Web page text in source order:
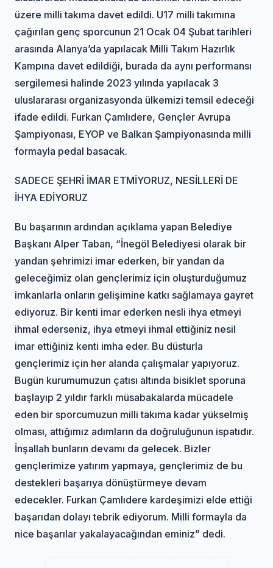
üzere milli takıma davet edildi. U17 milli takımına
çağırılan genç sporcunun 21 Ocak 04 Şubat tarihleri
arasında Alanya’da yapılacak Milli Takım Hazırlık
Kampına davet edildiği, burada da aynı performansı
sergilemesi halinde 2023 yılında yapılacak 3
uluslararası organizasyonda ülkemizi temsil edeceği
ifade edildi. Furkan Çamlıdere, Gençler Avrupa
Şampiyonası, EYOP ve Balkan Şampiyonasında milli
formayla pedal basacak.
SADECE ŞEHRİ İMAR ETMİYORUZ, NESİLLERİ DE
İHYA EDİYORUZ
Bu başarının ardından açıklama yapan Belediye
Başkanı Alper Taban, “İnegöl Belediyesi olarak bir
yandan şehrimizi imar ederken, bir yandan da
geleceğimiz olan gençlerimiz için oluşturduğumuz
imkanlarla onların gelişimine katkı sağlamaya gayret
ediyoruz. Bir kenti imar ederken nesli ihya etmeyi
ihmal ederseniz, ihya etmeyi ihmal ettiğiniz nesil
imar ettiğiniz kenti imha eder. Bu düsturla
gençlerimiz için her alanda çalışmalar yapıyoruz.
Bugün kurumumuzun çatısı altında bisiklet sporuna
başlayıp 2 yıldır farklı müsabakalarda mücadele
eden bir sporcumuzun milli takıma kadar yükselmiş
olması, attığımız adımların da doğruluğunun ispatıdır.
İnşallah bunların devamı da gelecek. Bizler
gençlerimize yatırım yapmaya, gençlerimiz de bu
destekleri başarıya dönüştürmeye devam
edecekler. Furkan Çamlıdere kardeşimizi elde ettiği
başarıdan dolayı tebrik ediyorum. Milli formayla da
nice başarılar yakalayacağından eminiz” dedi.